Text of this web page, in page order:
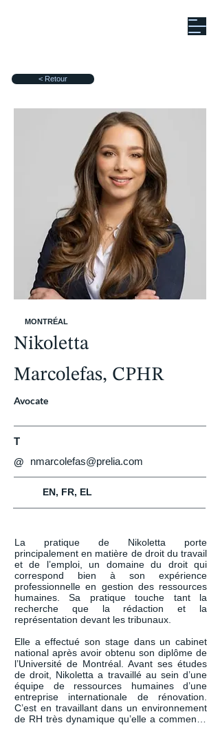
< Retour
MONTRÉAL
Nikoletta
Marcolefas, CPHR
Avocate
T
@
nmarcolefas@prelia.com
EN, FR, EL
La pratique de Nikoletta porte
principalement en matière de droit du travail
et de l’emploi, un domaine du droit qui
correspond bien à son expérience
professionnelle en gestion des ressources
humaines. Sa pratique touche tant la
recherche que la rédaction et la
représentation devant les tribunaux.
Elle a effectué son stage dans un cabinet
national après avoir obtenu son diplôme de
l’Université de Montréal. Avant ses études
de droit, Nikoletta a travaillé au sein d’une
équipe de ressources humaines d’une
entreprise internationale de rénovation.
C’est en travaillant dans un environnement
de RH très dynamique qu’elle a commencé